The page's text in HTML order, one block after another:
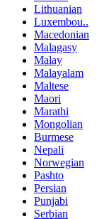
Lithuanian
Luxembou..
Macedonian
Malagasy
Malay
Malayalam
Maltese
Maori
Marathi
Mongolian
Burmese
Nepali
Norwegian
Pashto
Persian
Punjabi
Serbian